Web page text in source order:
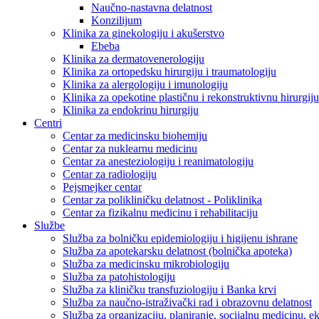
Naučno-nastavna delatnost
Konzilijum
Klinika za ginekologiju i akušerstvo
Ebeba
Klinika za dermatovenerologiju
Klinika za ortopedsku hirurgiju i traumatologiju
Klinika za alergologiju i imunologiju
Klinika za opekotine plastičnu i rekonstruktivnu hirurgiju
Klinika za endokrinu hirurgiju
Centri
Centar za medicinsku biohemiju
Centar za nuklearnu medicinu
Centar za anesteziologiju i reanimatologiju
Centar za radiologiju
Pejsmejker centar
Centar za polikliničku delatnost - Poliklinika
Centar za fizikalnu medicinu i rehabilitaciju
Službe
Služba za bolničku epidemiologiju i higijenu ishrane
Služba za apotekarsku delatnost (bolnička apoteka)
Služba za medicinsku mikrobiologiju
Služba za patohistologiju
Služba za kliničku transfuziologiju i Banka krvi
Služba za naučno-istraživački rad i obrazovnu delatnost
Služba za organizaciju, planiranje, socijalnu medicinu,